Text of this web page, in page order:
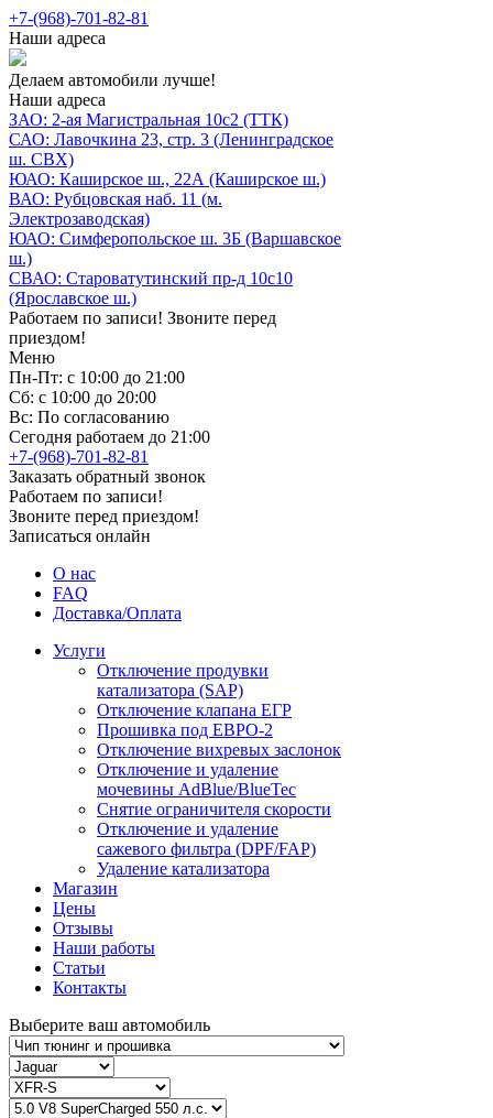
+7-(968)-701-82-81
Наши адреса
Делаем автомобили лучше!
Наши адреса
ЗАО: 2-ая Магистральная 10с2 (ТТК)
САО: Лавочкина 23, стр. 3 (Ленинградское
ш. СВХ)
ЮАО: Каширское ш., 22А (Каширское ш.)
ВАО: Рубцовская наб. 11 (м.
Электрозаводская)
ЮАО: Симферопольское ш. 3Б (Варшавское
ш.)
СВАО: Староватутинский пр-д 10с10
(Ярославское ш.)
Работаем по записи! Звоните перед
приездом!
Меню
Пн-Пт: с 10:00 до 21:00
Сб: с 10:00 до 20:00
Вс: По согласованию
Сегодня работаем до 21:00
+7-(968)-701-82-81
Заказать обратный звонок
Работаем по записи!
Звоните перед приездом!
Записаться онлайн
О нас
FAQ
Доставка/Оплата
Услуги
Отключение продувки
катализатора (SAP)
Отключение клапана ЕГР
Прошивка под ЕВРО-2
Отключение вихревых заслонок
Отключение и удаление
мочевины AdBlue/BlueTec
Снятие ограничителя скорости
Отключение и удаление
сажевого фильтра (DPF/FAP)
Удаление катализатора
Магазин
Цены
Отзывы
Наши работы
Статьи
Контакты
Выберите ваш автомобиль